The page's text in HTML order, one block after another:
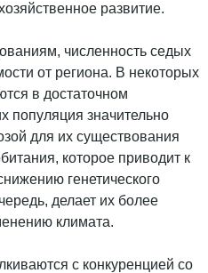
развитие.
численность седых
от региона. В некоторых
в достаточном
популяция значительно
для их существования
которое приводит к
генетического
делает их более
климата.
с конкуренцией со